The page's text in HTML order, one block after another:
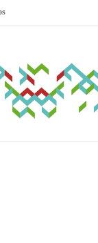
en
divider8